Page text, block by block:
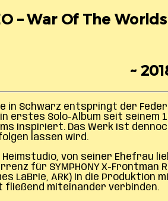
– War Of The
~
Schwarz entspringt der Feder
erstes Solo-Album seit seinem
inspiriert. Das Werk ist
lassen wird.
von seiner Ehefrau
für SYMPHONY X-Frontman
LaBrie, ARK) in die
fließend miteinander verbinden.